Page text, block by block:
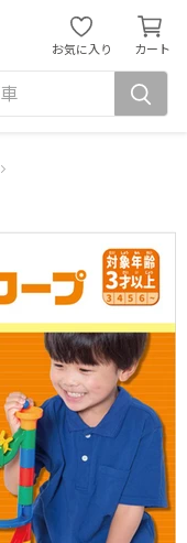
お気に入り カート
カ
ー
ト
見